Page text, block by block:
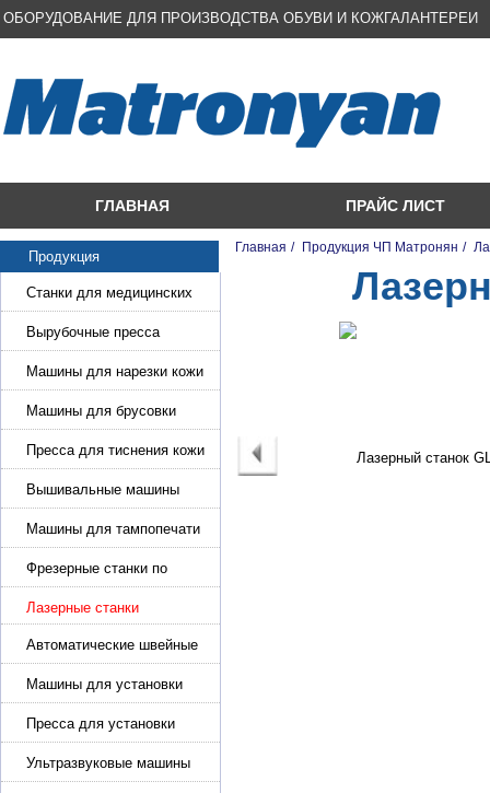
ОБОРУДОВАНИЕ ДЛЯ ПРОИЗВОДСТВА ОБУВИ И КОЖГАЛАНТЕРЕИ
ГЛАВНАЯ ПРАЙС ЛИСТ
Продукция
Станки для медицинских
масок
Вырубочные пресса
Машины для нарезки кожи
и стропы
Машины для брусовки
кожи,меха,поролона
Пресса для тиснения кожи
Вышивальные машины
Машины для тампопечати
Фрезерные станки по
металлу
Лазерные станки
Автоматические швейные
машины с программным
управлением
Машины для установки
жемчуга, бусин, заклепок и
фурнитура
Пресса для установки
фурнитуры: блочка,
люверсы, петля
Ультразвуковые машины
для сварки
Главная / Продукция ЧП Матронян /